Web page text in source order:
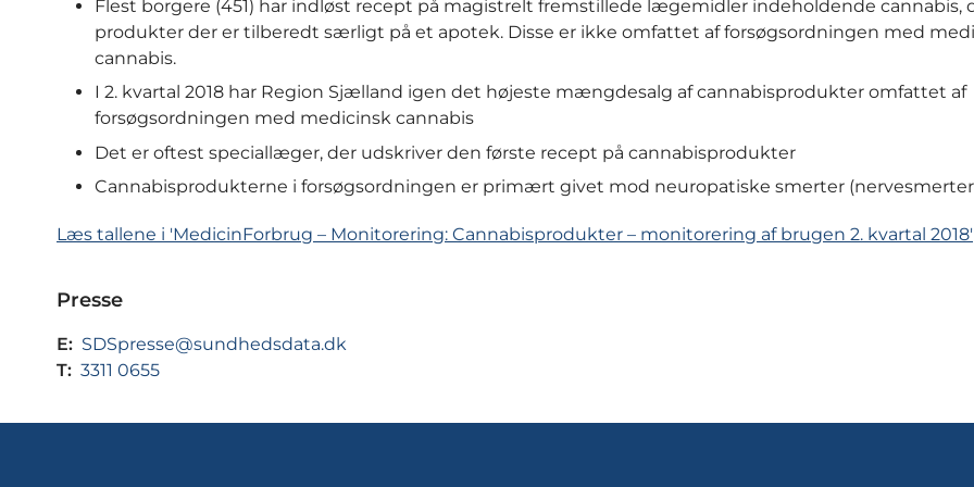
Flest borgere (451) har indløst recept på magistrelt fremstillede lægemidler indeholdende cannabis,
produkter der er tilberedt særligt på et apotek. Disse er ikke omfattet af forsøgsordningen med
cannabis.
I 2. kvartal 2018 har Region Sjælland igen det højeste mængdesalg af cannabisprodukter omfattet af
forsøgsordningen med medicinsk cannabis
Det er oftest speciallæger, der udskriver den første recept på cannabisprodukter
Cannabisprodukterne i forsøgsordningen er primært givet mod neuropatiske smerter
Læs tallene i 'MedicinForbrug – Monitorering: Cannabisprodukter – monitorering af brugen 2. kvartal 2018'
Presse
E: SDSpresse@sundhedsdata.dk
T: 3311 0655